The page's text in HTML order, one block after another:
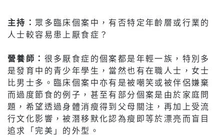
主持： 眾多臨床個案中，有否特定年齡層或行業的
人士較容易患上厭食症？
營養師： 很多厭食症的個案都是年輕一族，特別多
是發育中的青少年學生，當然也有在職人士，女士
比男士多。臨床個案中亦有是被嘲笑或被伴侶嫌棄
而過度節食的例子，甚至有部分個案是由於家庭問
題，希望透過身體消瘦得到父母關注，再加上受流
行文化影響，被潛移默化認為瘦即等於漂亮而盲目
追求「完美」的外型。